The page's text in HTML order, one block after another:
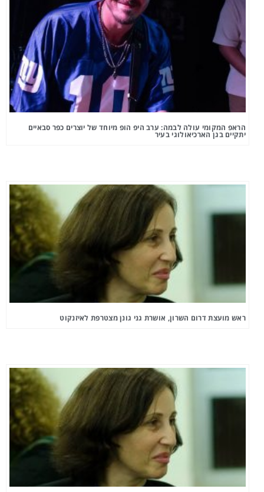
הראפ המקומי עולה לבמה: ערב היפ הופ מיוחד של יוצרים כפר סבאיים
יתקיים בגן הארכיאולוגי בעיר
ראש מועצת דרום השרון, אושרת גני גונן מצטרפת לאיזנקוט